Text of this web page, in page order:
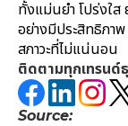
ทั้งแม่นยำ โปร่งใส
อย่างมีประสิทธิภา
สภาวะที่ไม่แน่นอน
ติดตามทุกเทรนด์
Source: